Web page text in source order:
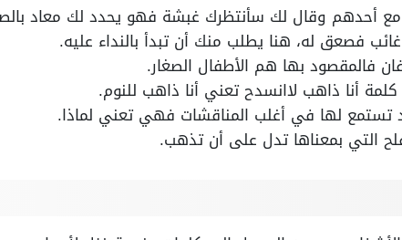
أحدهم وقال لك سأنتظرك غبشة فهو يحدد لك معاد
فصعق له، هنا يطلب منك أن تبدأ بالنداء عليه.
فالمقصود بها هم الأطفال الصغار.
أنا ذاهب لاانسدح تعني أنا ذاهب للنوم.
تستمع لها في أغلب المناقشات فهي تعني لماذا.
التي بمعناها تدل على أن تذهب.